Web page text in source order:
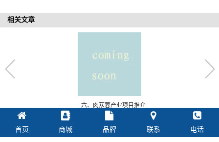
相关文章
六、肉苁蓉产业项目推介
首页 商城 品牌 联系 电话